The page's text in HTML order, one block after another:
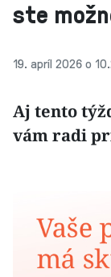
ste
19. apríl 2026 o
Aj tento
vám radi